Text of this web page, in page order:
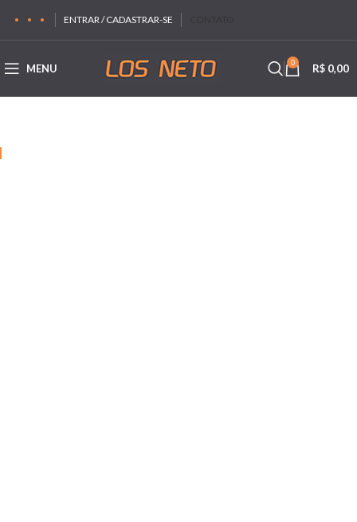
ENTRAR / CADASTRAR-SE
MENU 0 R$ 0,00